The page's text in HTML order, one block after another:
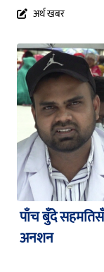
अर्थ खबर
पाँच बुँदे
अनशन